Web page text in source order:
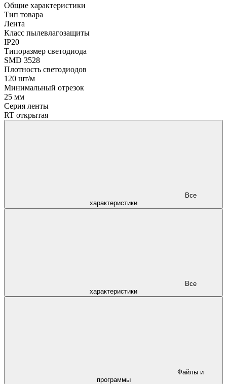
Общие характеристики
Тип товара
Лента
Класс пылевлагозащиты
IP20
Типоразмер светодиода
SMD 3528
Плотность светодиодов
120 шт/м
Минимальный отрезок
25 мм
Серия ленты
RT открытая
характеристики
характеристики
программы